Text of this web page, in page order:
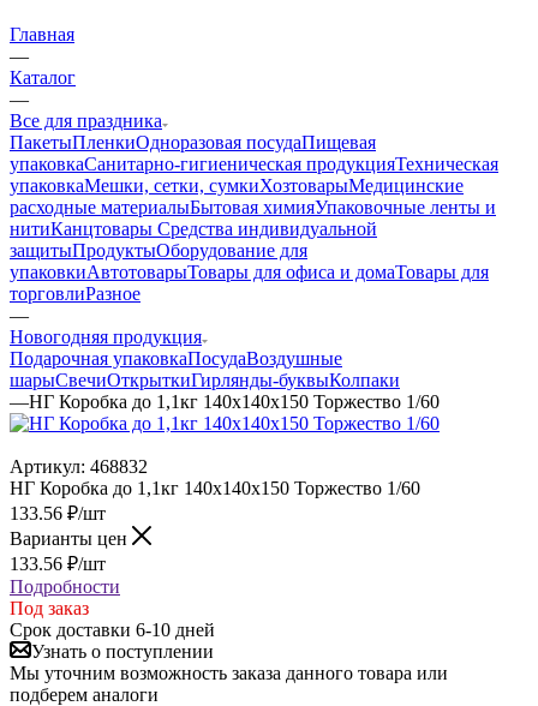
Главная
—
Каталог
—
Все для праздника
ПакетыПленкиОдноразовая посудаПищевая
упаковкаСанитарно-гигиеническая продукцияТехническая
упаковкаМешки, сетки, сумкиХозтоварыМедицинские
расходные материалыБытовая химияУпаковочные ленты и
нитиКанцтовары Средства индивидуальной
защитыПродуктыОборудование для
упаковкиАвтотоварыТовары для офиса и домаТовары для
торговлиРазное
—
Новогодняя продукция
Подарочная упаковкаПосудаВоздушные
шарыСвечиОткрыткиГирлянды-буквыКолпаки
—НГ Коробка до 1,1кг 140х140х150 Торжество 1/60
Артикул: 468832
НГ Коробка до 1,1кг 140х140х150 Торжество 1/60
133.56 ₽/шт
Варианты цен
133.56 ₽/шт
Подробности
Под заказ
Срок доставки 6-10 дней
Узнать о поступлении
Мы уточним возможность заказа данного товара или
подберем аналоги